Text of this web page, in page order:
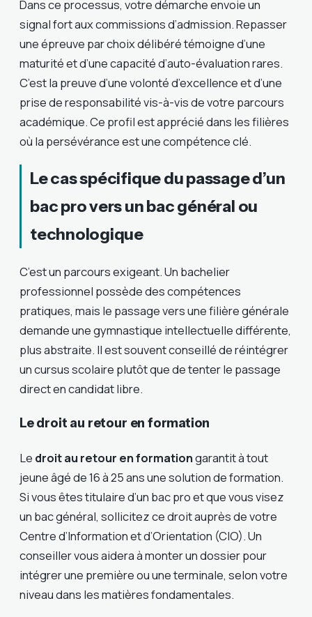
Dans ce processus, votre démarche envoie un
signal fort aux commissions d’admission. Repasser
une épreuve par choix délibéré témoigne d’une
maturité et d’une capacité d’auto-évaluation rares.
C’est la preuve d’une volonté d’excellence et d’une
prise de responsabilité vis-à-vis de votre parcours
académique. Ce profil est apprécié dans les filières
où la persévérance est une compétence clé.
Le cas spécifique du passage d’un
bac pro vers un bac général ou
technologique
C’est un parcours exigeant. Un bachelier
professionnel possède des compétences
pratiques, mais le passage vers une filière générale
demande une gymnastique intellectuelle différente,
plus abstraite. Il est souvent conseillé de réintégrer
un cursus scolaire plutôt que de tenter le passage
direct en candidat libre.
Le droit au retour en formation
Le droit au retour en formationgarantit à tout
jeune âgé de 16 à 25 ans une solution de formation.
Si vous êtes titulaire d’un bac pro et que vous visez
un bac général, sollicitez ce droit auprès de votre
Centre d’Information et d’Orientation (CIO). Un
conseiller vous aidera à monter un dossier pour
intégrer une première ou une terminale, selon votre
niveau dans les matières fondamentales.